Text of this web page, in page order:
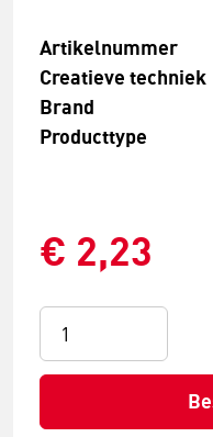
Artikelnummer
Creatieve techniek
Brand
Producttype
€ 2,23